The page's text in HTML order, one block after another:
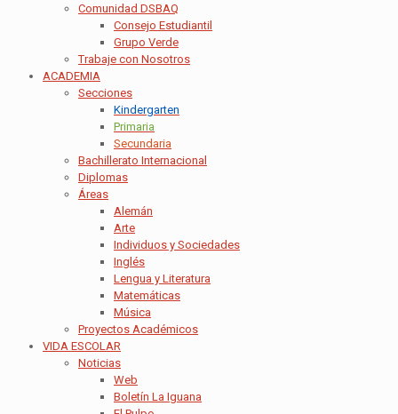
Comunidad DSBAQ
Consejo Estudiantil
Grupo Verde
Trabaje con Nosotros
ACADEMIA
Secciones
Kindergarten
Primaria
Secundaria
Bachillerato Internacional
Diplomas
Áreas
Alemán
Arte
Individuos y Sociedades
Inglés
Lengua y Literatura
Matemáticas
Música
Proyectos Académicos
VIDA ESCOLAR
Noticias
Web
Boletín La Iguana